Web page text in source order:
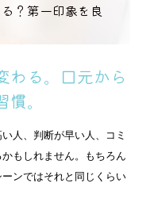
？第一印象を良
わる。口元から
。
人、判断が早い人、コミ
もしれません。もちろん
ンではそれと同じくらい